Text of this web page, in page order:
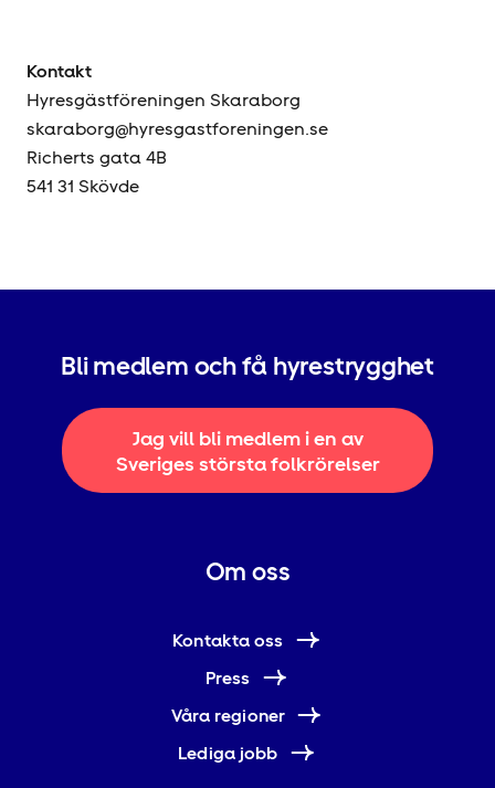
Kontakt
Hyresgäst­föreningen Skaraborg
skaraborg@hyresgastforeningen.se
Richerts gata 4B
541 31 Skövde
Bli medlem och få hyrestrygghet
Jag vill bli medlem i en av
Sveriges största folkrörelser
Om oss
Kontakta oss
Press
Våra regioner
Lediga jobb